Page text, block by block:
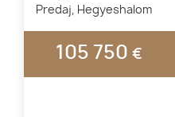
Predaj, Hegyeshalom
105 750 €